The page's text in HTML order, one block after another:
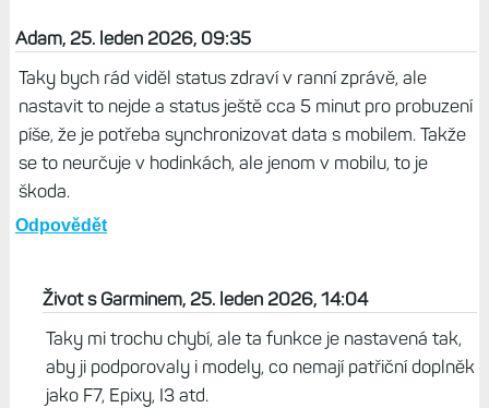
Adam, 25. leden 2026, 09:35
Taky bych rád viděl status zdraví v ranní zprávě, ale
nastavit to nejde a status ještě cca 5 minut pro probuzení
píše, že je potřeba synchronizovat data s mobilem. Takže
se to neurčuje v hodinkách, ale jenom v mobilu, to je
škoda.
Odpovědět
Život s Garminem, 25. leden 2026, 14:04
Taky mi trochu chybí, ale ta funkce je nastavená tak,
aby ji podporovaly i modely, co nemají patřiční doplněk
jako F7, Epixy, I3 atd.